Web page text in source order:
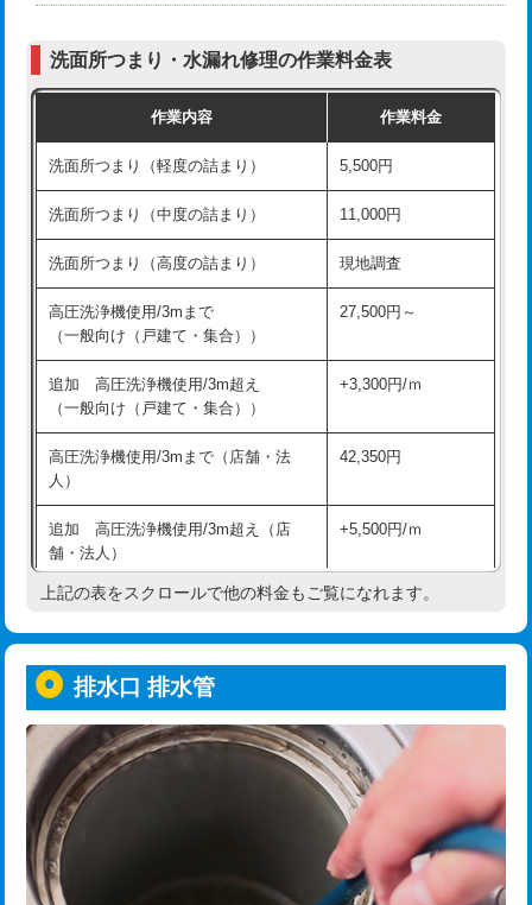
モルタル補修（厚さ10㎝まで） 27,500円
モルタル補修（厚さ10㎝超え） 38,500円
洗面台設置 38,500円
バスタブ設置 現場見積
追加人工 16,500円
廃棄・処分 現場見積
※給水管工事は20mmまでの価格です。
（P/S/ポップアップ））
交換・取付（その他部品） 11,000円+材料費
持込商品取付（単水栓） 13,200円
持込商品取付（混合水栓） 16,500円
持込商品取付（浄水器・分岐水栓） 16,500円
給水管工事※（ホール加工) 16,500円
給水管工事※（バンド止め)
給水管工事※（支持金具設置) 5,500円
給水管工事※（保温材使用（バンド止
め込み）)
5,500円
給水管工事※（土の掘削・埋め戻し作
業)
11,000円
給水管工事※（塩ビ管（VP・HI）使
用/3ｍまで)
用（追加）/3ｍ超え)
給水管工事※（ライニング鋼管・銅
管・ポリ管・HT管使用/3ｍまで)
44,000円
給水管工事※（ライニング鋼管・銅
管・ポリ管・HT管使用/3ｍ超え)
+8,800円
排水管工事（土の掘削・埋め戻し作
業）
11,000円~
洗面所つまり・水漏れ修理の作業料金表
作業内容 作業料金
洗面所つまり（軽度の詰まり） 5,500円
洗面所つまり（中度の詰まり） 11,000円
洗面所つまり（高度の詰まり） 現地調査
高圧洗浄機使用/3mまで
（一般向け（戸建て・集合））
27,500円～
追加 高圧洗浄機使用/3m超え
（一般向け（戸建て・集合））
+3,300円/ｍ
高圧洗浄機使用/3mまで（店舗・法
人）
42,350円
追加 高圧洗浄機使用/3m超え（店
舗・法人）
+5,500円/ｍ
高度高圧洗浄換 現地調査
トーラー機使用/3mまで
追加トーラー機使用/3m超え +3,300円
カメラ調査 33,000円
桝清掃 8,800円
止水・漏水調査・防水処理・清掃・修
11,000円
上記の表をスクロールで他の料金もご覧になれます。
排水口 排水管